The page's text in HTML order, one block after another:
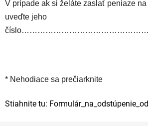
V prípade ak si želáte zaslať peniaze
uveďte jeho
* Nehodiace sa prečiarknite
Stiahnite tu: